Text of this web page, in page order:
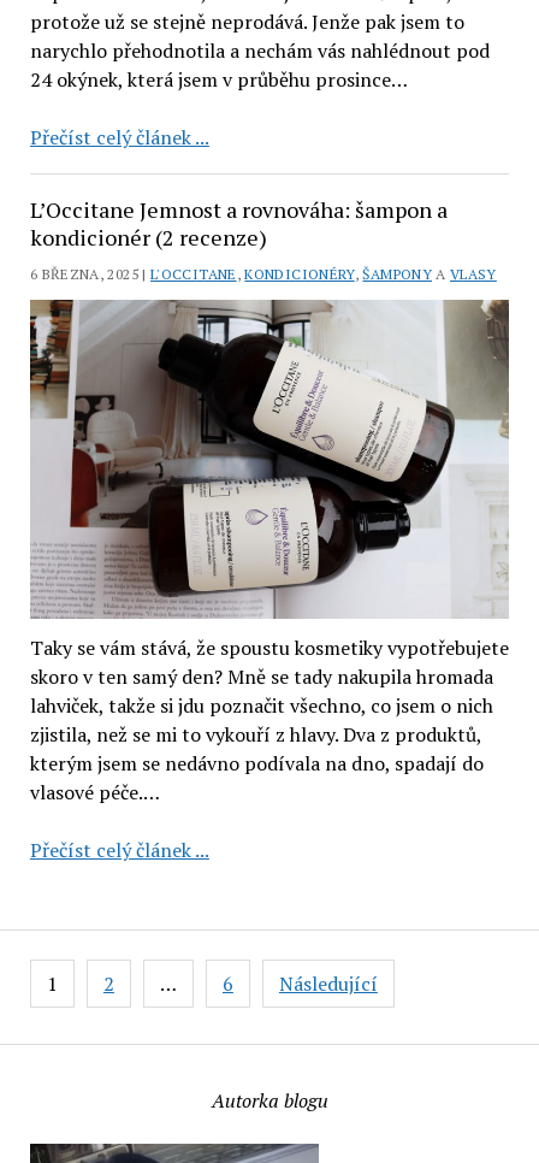
Autorka blogu
protože už se stejně neprodává. Jenže pak jsem to
narychlo přehodnotila a nechám vás nahlédnout pod
24 okýnek, která jsem v průběhu prosince…
Přečíst celý článek ...Kosmetický
L’Occitane
2024
(24
recenzí)
L’Occitane Jemnost a rovnováha: šampon a
kondicionér (2 recenze)
6 BŘEZNA, 2025 |L'OCCITANE ,KONDICIONÉRY,ŠAMPONYAVLASY
Taky se vám stává, že spoustu kosmetiky vypotřebujete
skoro v ten samý den? Mně se tady nakupila hromada
lahviček, takže si jdu poznačit všechno, co jsem o nich
zjistila, než se mi to vykouří z hlavy. Dva z produktů,
kterým jsem se nedávno podívala na dno, spadají do
vlasové péče.…
Přečíst celý článek ...L’Occitane
rovnováha:
šampon
(2
Stránkování
příspěvků
1 2 … 6 Následující